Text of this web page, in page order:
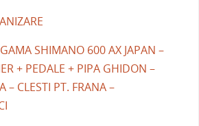
SHIMANO 600 AX JAPAN –
+ PEDALE + PIPA GHIDON –
– CLESTI PT. FRANA –